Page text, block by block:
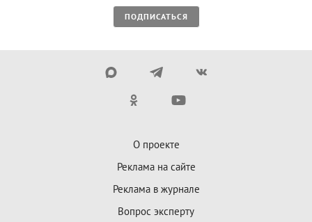
ПОДПИСАТЬСЯ
О проекте
Реклама на сайте
Реклама в журнале
Вопрос эксперту